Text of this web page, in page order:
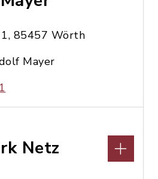
85457 Wörth
Mayer
Netz